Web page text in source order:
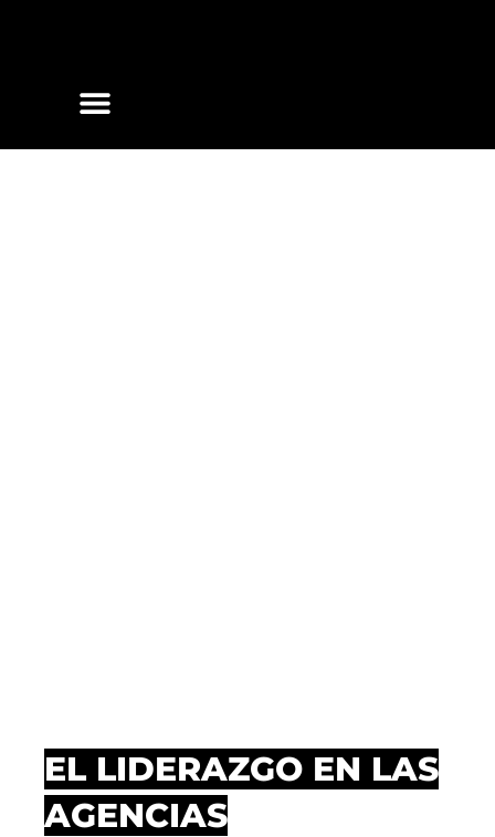
EL LIDERAZGO EN LAS
AGENCIAS